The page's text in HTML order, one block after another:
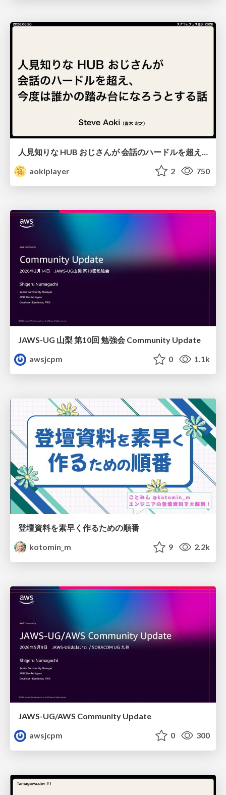
aokiplayer
2 750
JAWS-UG 山梨 第10回 勉強会 Community Update
awsjcpm
0 1.1k
登壇資料を素早く作るための順番
kotomin_m
9 2.2k
JAWS-UG/AWS Community Update
awsjcpm
0 300